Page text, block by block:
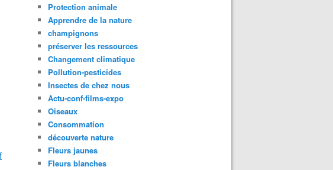
Protection animale
Apprendre de la nature
champignons
préserver les ressources
Changement climatique
Pollution-pesticides
Insectes de chez nous
Actu-conf-films-expo
Oiseaux
Consommation
découverte nature
Fleurs jaunes
Fleurs blanches